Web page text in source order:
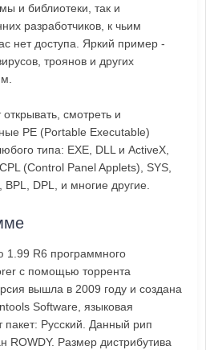
и библиотеки, так и
разработчиков, к чьим
нет доступа. Яркий пример -
троянов и других
смотреть и
PE (Portable Executable)
типа: EXE, DLL и ActiveX,
(Control Panel Applets), SYS,
BPL, DPL, и многие другие.
1.99 R6 программного
с помощью торрента
вышла в 2009 году и создана
Software, языковая
пакет: Русский. Данный рип
ROWDY. Размер дистрибутива